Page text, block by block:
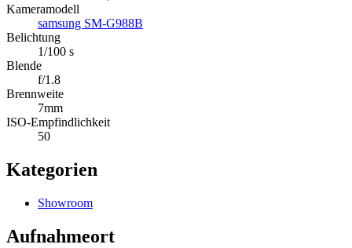
Kameramodell
samsung SM-G988B
Belichtung
1/100 s
Blende
f/1.8
Brennweite
7mm
ISO-Empfindlichkeit
50
Kategorien
Showroom
Aufnahmeort